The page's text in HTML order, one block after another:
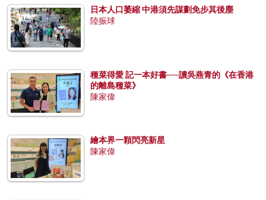
日本人口萎縮 中港須先謀劃免步其後塵
陸振球
種菜得愛 記一本好書──讀吳燕青的《在香港
的離島種菜》
陳家偉
繪本界一顆閃亮新星
陳家偉